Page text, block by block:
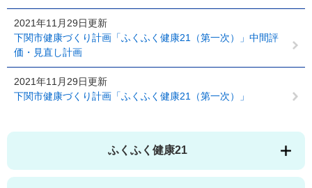
2021年11月29日更新
下関市健康づくり計画「ふくふく健康21（第一次）」中間評
価・見直し計画
2021年11月29日更新
下関市健康づくり計画「ふくふく健康21（第一次）」
ふくふく健康21